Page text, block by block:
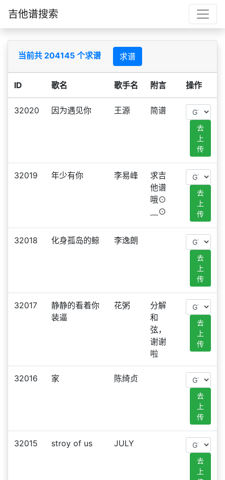
吉他谱搜索
当前共 204145 个求谱 求谱
ID 歌名 歌手名 附言 操作
32020 因为遇见你 王源 简谱
去
上
传
32019 年少有你 李易峰
求吉
他谱
哦⊙
﹏⊙
去
上
传
32018 化身孤岛的鲸 李逸朗
去
上
传
32017
静静的看着你
装逼
花粥
分解
和
弦，
谢谢
啦
去
上
传
32016 家 陈绮贞
去
上
传
32015 stroy of us JULY
去
上